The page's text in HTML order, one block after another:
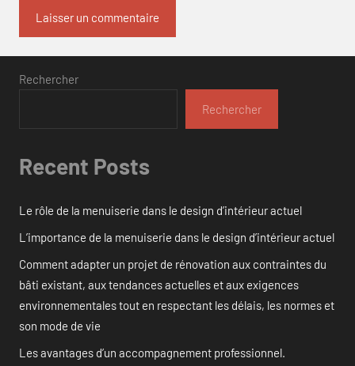
Rechercher
Rechercher
Recent Posts
Le rôle de la menuiserie dans le design d’intérieur actuel
L’importance de la menuiserie dans le design d’intérieur actuel
Comment adapter un projet de rénovation aux contraintes du
bâti existant, aux tendances actuelles et aux exigences
environnementales tout en respectant les délais, les normes et
son mode de vie
Les avantages d’un accompagnement professionnel.